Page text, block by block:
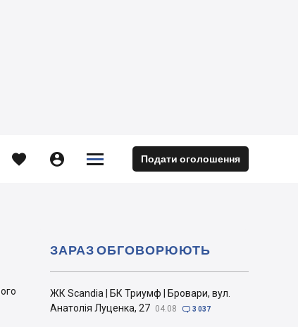
  

 Подати оголошення
ЖК Scandia | БК Триумф | Бровари, вул.
Анатолія Луценка, 27 04.08  3 037
ЗАРАЗ ОБГОВОРЮЮТЬ